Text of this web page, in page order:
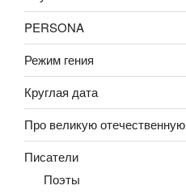
PERSONA
Режим гения
Круглая дата
Про великую отечественную
Писатели
Поэты